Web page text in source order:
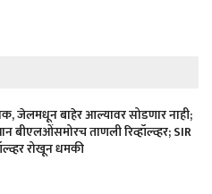
जेलमधून बाहेर आल्यावर सोडणार नाही;
बीएलओंसमोरच ताणली रिव्हॉल्व्हर; SIR
रोखून धमकी